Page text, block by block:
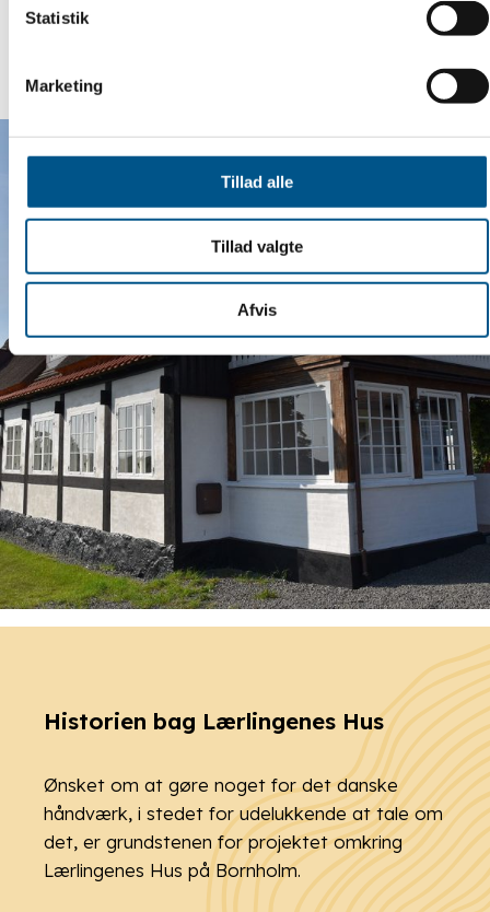
Statistik
Marketing
Tillad alle
Tillad valgte
Afvis
Historien bag Lærlingenes Hus
Ønsket om at gøre noget for det danske
håndværk, i stedet for udelukkende at tale om
det, er grundstenen for projektet omkring
Lærlingenes Hus på Bornholm.